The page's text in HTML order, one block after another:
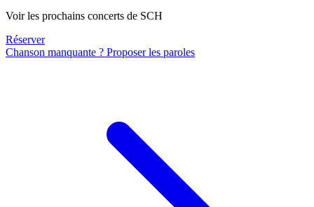
Voir les prochains concerts de SCH
Réserver
Chanson manquante ? Proposer les paroles